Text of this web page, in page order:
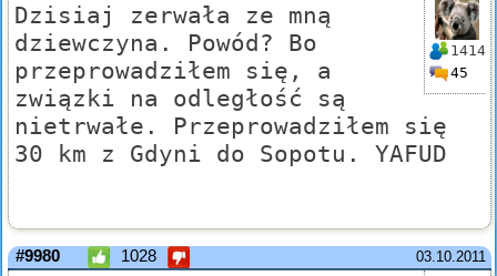
1414
45
Dzisiaj zerwała ze mną
dziewczyna. Powód? Bo
przeprowadziłem się, a
związki na odległość są
nietrwałe. Przeprowadziłem się
30 km z Gdyni do Sopotu. YAFUD
03.10.2011
#9980 1028